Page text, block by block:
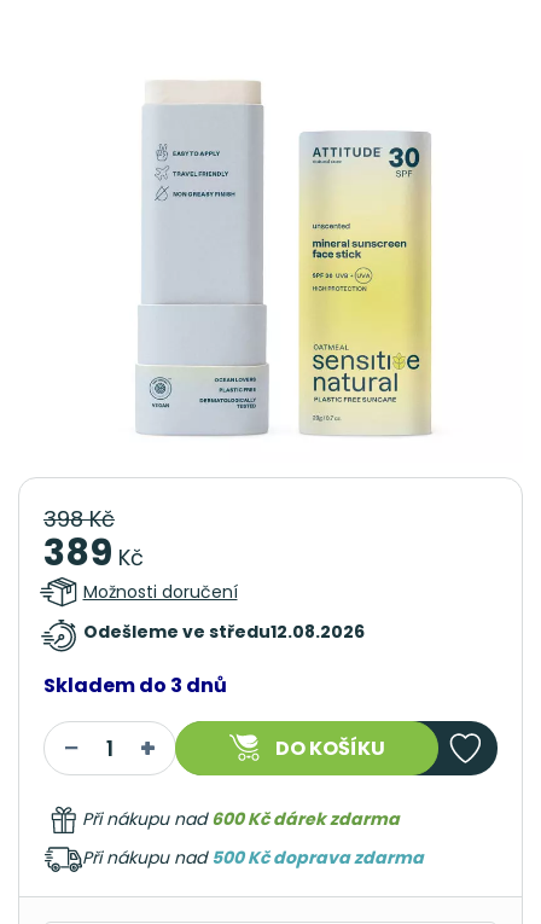
398 Kč
389 Kč
Možnosti doručení
Odešleme ve středu12.08.2026
Skladem do 3 dnů
DO KOŠÍKU
Při nákupu nad600 Kč dárek zdarma
Při nákupu nad 500 Kč doprava zdarma